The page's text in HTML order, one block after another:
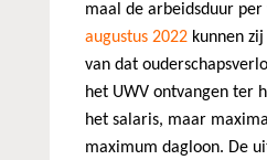
maal de arbeidsduur per
augustus 2022kunnen zij
van dat
het UWV ontvangen ter
het salaris, maar
maximum dagloon. De